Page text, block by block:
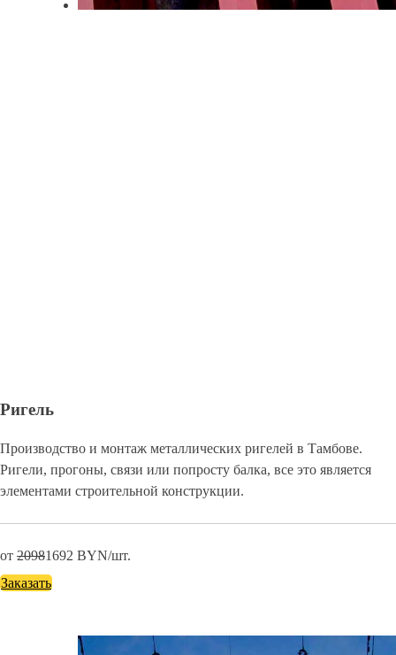
Ригель
Производство и монтаж металлических ригелей в Тамбове.
Ригели, прогоны, связи или попросту балка, все это является
элементами строительной конструкции.
от 20981692 BYN/шт.
Заказать